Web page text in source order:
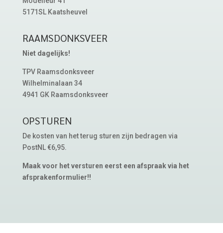
5171SL Kaatsheuvel
RAAMSDONKSVEER
Niet dagelijks!
TPV Raamsdonksveer
Wilhelminalaan 34
4941 GK Raamsdonksveer
OPSTUREN
De kosten van het terug sturen zijn bedragen via
PostNL €6,95.
Maak voor het versturen eerst een afspraak via het
afsprakenformulier!!